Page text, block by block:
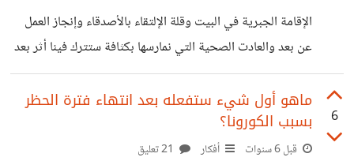
التي يحتاجها الإنسان ليحافظ على علاقته مع الآخرين؟*
الإقامة الجبرية في البيت وقلة الإلتقاء بالأصدقاء وإنجاز العمل
عن بعد والعادت الصحية التي نمارسها بكثافة ستترك فينا أثر بعد
انتهاء أزمة كورونا ربما أكثر عادة ستتغير هي الإلتزام بإجراءات
النظافة والتعقيم بشكل أكبر، حتى أنها أصبحت عادة إيجابية لمن
لم يكن يلتزم بها من قبل *بالنسبة لي* تعلمت ترتيب مهامي
اليومية صغيرة أو كبيرة بشكل أفضل للتوفيق بين أعمال المنزل
6
ماهو أول شيء ستفعله بعد انتهاء فترة الحظر
بسبب الكورونا؟
قبل 6 سنوات أفكار